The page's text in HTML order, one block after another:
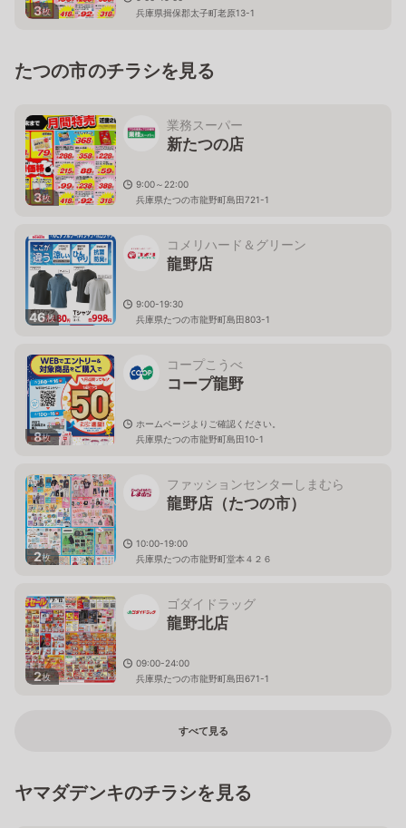
3枚
兵庫県揖保郡太子町老原13-1
たつの市のチラシを見る
3枚
業務スーパー
新たつの店
9:00～22:00
兵庫県たつの市龍野町島田721-1
46枚
コメリハード＆グリーン
龍野店
9:00-19:30
兵庫県たつの市龍野町島田803-1
8枚
コープこうべ
コープ龍野
ホームページよりご確認ください。
兵庫県たつの市龍野町島田10-1
2枚
ファッションセンターしまむら
龍野店（たつの市）
10:00-19:00
兵庫県たつの市龍野町堂本４２６
2枚
ゴダイドラッグ
龍野北店
09:00-24:00
兵庫県たつの市龍野町島田671-1
すべて見る
ヤマダデンキのチラシを見る